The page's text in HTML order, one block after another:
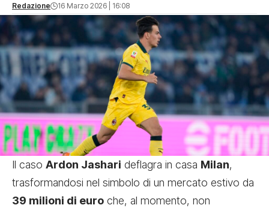
Redazione 16 Marzo 2026 | 16:08
Il caso Ardon Jashari deflagra in casa Milan,
trasformandosi nel simbolo di un mercato estivo da
39 milioni di euro che, al momento, non